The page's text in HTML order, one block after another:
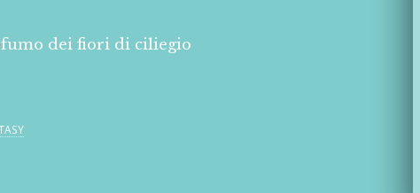
dei fiori di ciliegio